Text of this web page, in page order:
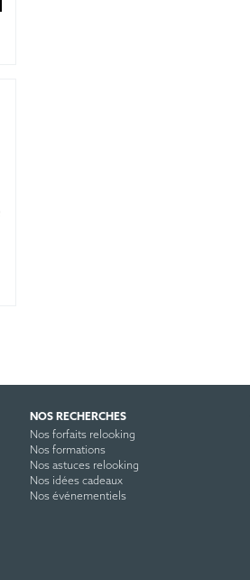
NOS RECHERCHES
Nos forfaits relooking
Nos formations
Nos astuces relooking
Nos idées cadeaux
Nos événementiels